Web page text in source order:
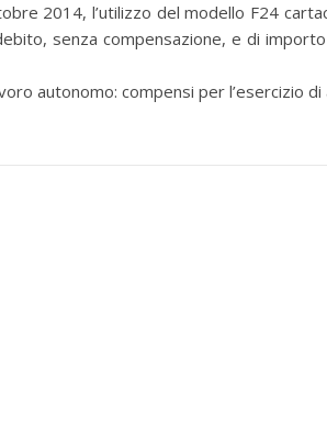
2014, l’utilizzo del modello F24
senza compensazione, e di
autonomo: compensi per l’esercizio